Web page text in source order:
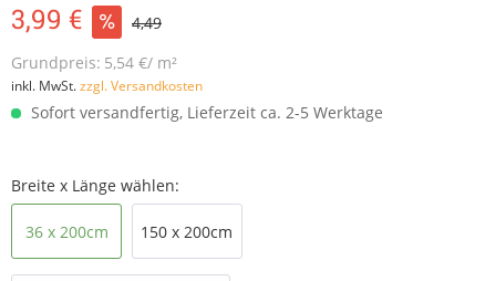
3,99 €
4,49
Grundpreis: 5,54 €/ m²
inkl. MwSt.zzgl. Versandkosten
Sofort versandfertig, Lieferzeit ca. 2-5 Werktage
Breite x Länge wählen:
36 x 200cm 150 x 200cm